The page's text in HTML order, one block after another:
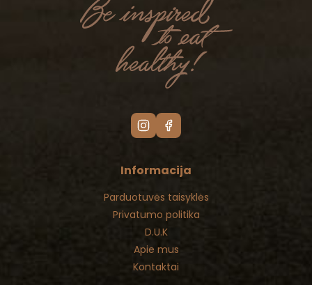
Informacija
Parduotuvės taisyklės
Privatumo politika
D.U.K
Apie mus
Kontaktai